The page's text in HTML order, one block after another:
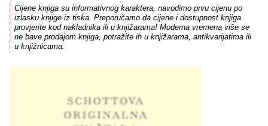
Cijene knjiga su informativnog karaktera, navodimo prvu cijenu po
izlasku knjige iz tiska. Preporučamo da cijene i dostupnost knjiga
provjerite kod nakladnika ili u knjižarama! Moderna vremena više se
ne bave prodajom knjiga, potražite ih u knjižarama, antikvarijatima ili
u knjižnicama.